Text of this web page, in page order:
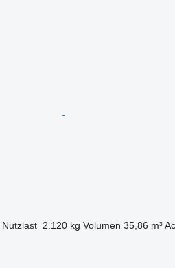
Nutzlast 2.120 kg Volumen 35,86 m³